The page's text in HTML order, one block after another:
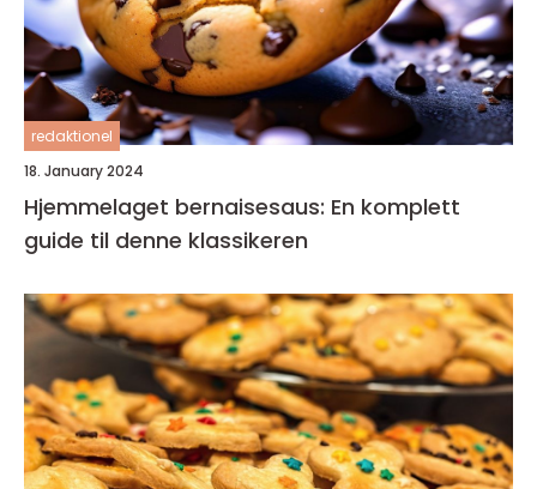
redaktionel
18. January 2024
Hjemmelaget bernaisesaus: En komplett
guide til denne klassikeren